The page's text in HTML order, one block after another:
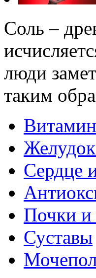
Соль –
люди
таким
Сердце
Почки и
Суставы